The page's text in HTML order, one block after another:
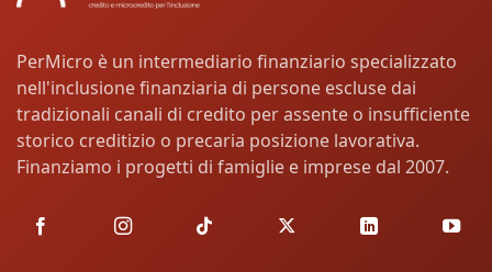
PerMicro è un intermediario finanziario specializzato
nell'inclusione finanziaria di persone escluse dai
tradizionali canali di credito per assente o insufficiente
storico creditizio o precaria posizione lavorativa.
Finanziamo i progetti di famiglie e imprese dal 2007.